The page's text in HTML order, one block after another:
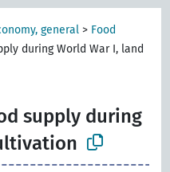
general > Food
during World War I, land
supply during